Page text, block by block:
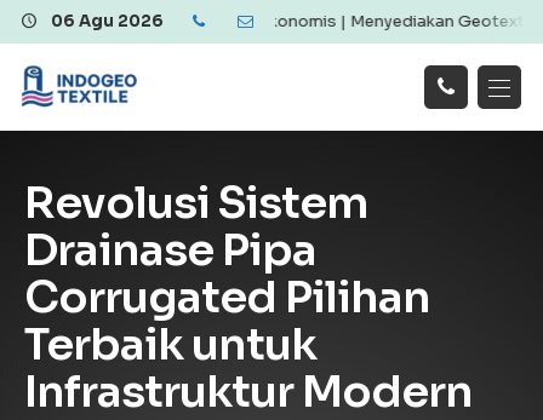
06 Agu 2026
Berkualitas dan Ekonomis | Menyediakan Geotextile Woven
Tentang Kami
Galeri
Layanan
Hubungi
Revolusi Sistem
Drainase Pipa
Corrugated Pilihan
Terbaik untuk
Infrastruktur Modern